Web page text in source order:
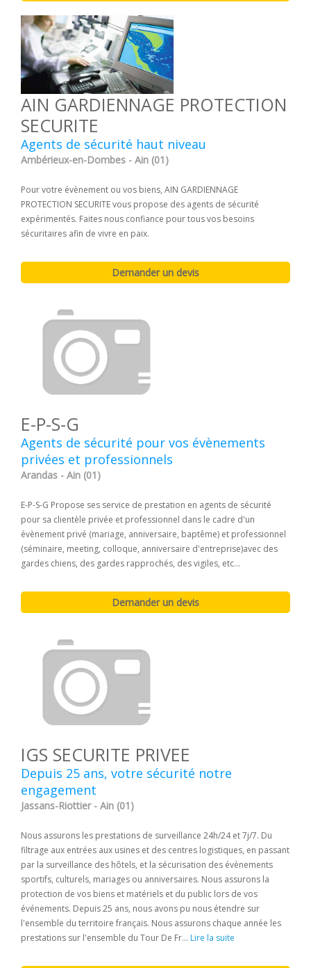
AIN GARDIENNAGE PROTECTION
SECURITE
Agents de sécurité haut niveau
Ambérieux-en-Dombes - Ain (01)
Pour votre évènement ou vos biens, AIN GARDIENNAGE
PROTECTION SECURITE vous propose des agents de sécurité
expérimentés. Faites nous confiance pour tous vos besoins
sécuritaires afin de vivre en paix.
E-P-S-G
Agents de sécurité pour vos évènements
privées et professionnels
Arandas - Ain (01)
E-P-S-G Propose ses service de prestation en agents de sécurité
pour sa clientèle privée et professionnel dans le cadre d'un
évènement privé (mariage, anniversaire, baptême) et professionnel
(séminaire, meeting, colloque, anniversaire d'entreprise)avec des
gardes chiens, des gardes rapprochés, des vigiles, etc...
IGS SECURITE PRIVEE
Depuis 25 ans, votre sécurité notre
engagement
Jassans-Riottier - Ain (01)
Nous assurons les prestations de surveillance 24h/24 et 7j/7. Du
filtrage aux entrées aux usines et des centres logistiques, en passant
par la surveillance des hôtels, et la sécurisation des évènements
sportifs, culturels, mariages ou anniversaires. Nous assurons la
protection de vos biens et matériels et du public lors de vos
événements. Depuis 25 ans, nous avons pu nous étendre sur
l'ensemble du territoire français. Nous assurons chaque année les
prestations sur l'ensemble du Tour De Fr... Lire la suite